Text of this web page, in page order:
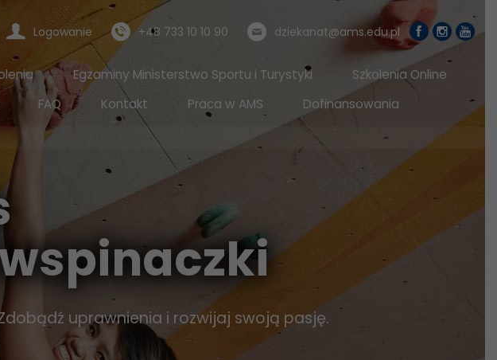
Logowanie +48 733 10 10 90 dziekanat@ams.edu.pl
Egzaminy Ministerstwo Sportu i Turystyki
Szkolenia Online
FAQ Kontakt Praca w AMS Dofinansowania
uprawnienia i rozwijaj swoją pasję.